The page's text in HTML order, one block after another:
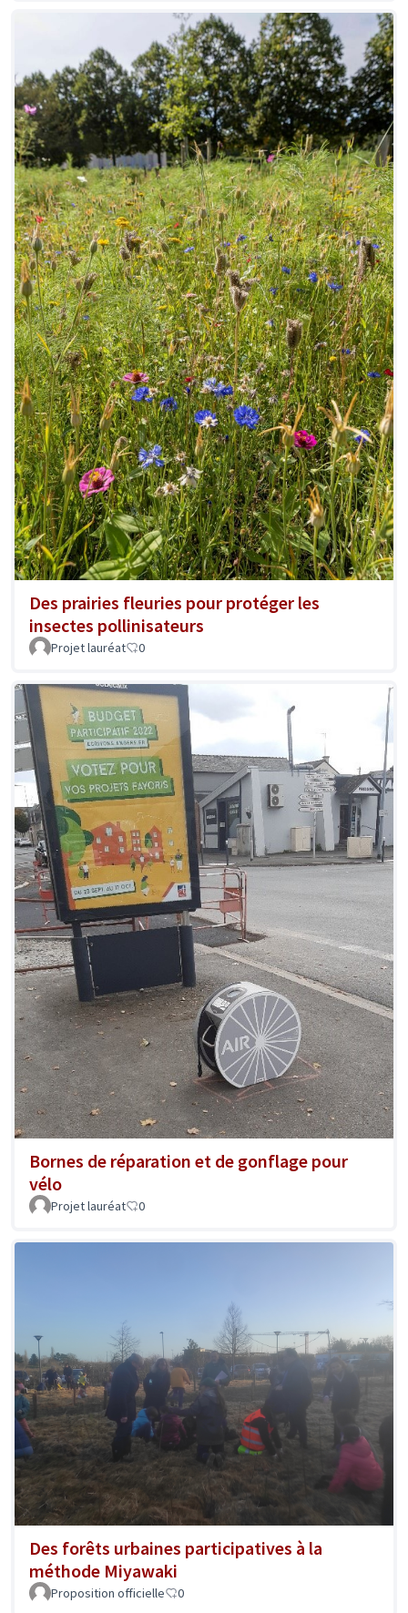
Des prairies fleuries pour protéger les
insectes pollinisateurs
Projet lauréat 0
Bornes de réparation et de gonflage pour
vélo
Projet lauréat 0
Des forêts urbaines participatives à la
méthode Miyawaki
Proposition officielle 0